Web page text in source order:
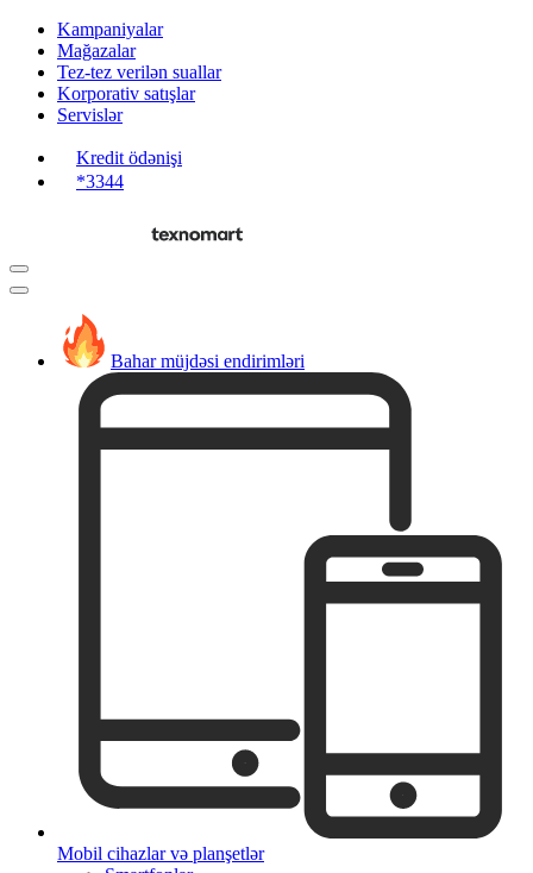
Kampaniyalar
Mağazalar
Tez-tez verilən suallar
Korporativ satışlar
Servislər
Kredit ödənişi
*3344
Bahar müjdəsi endirimləri
Mobil cihazlar və planşetlər